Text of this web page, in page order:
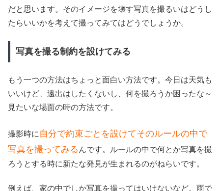
だと思います。そのイメージを壊す写真を撮るいはどうし
たらいいかを考えて撮ってみてはどうでしょうか。
写真を撮る制約を設けてみる
もう一つの方法はちょっと面白い方法です。今日は天気も
いいけど、遠出はしたくないし、何を撮ろうか困ったな～
見たいな場面の時の方法です。
撮影時に 自分で約束ごとを設けてそのルールの中で
写真を撮ってみる んです。ルールの中で何とか写真を撮
ろうとする時に新たな発見が生まれるのがねらいです。
例えば、家の中でしか写真を撮ってはいけないなど。雨で